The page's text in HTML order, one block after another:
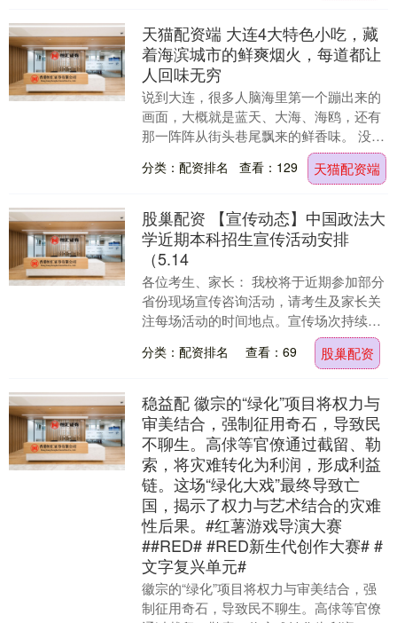
天猫配资端 大连4大特色小吃，藏
着海滨城市的鲜爽烟火，每道都让
人回味无穷
说到大连，很多人脑海里第一个蹦出来的
画面，大概就是蓝天、大海、海鸥，还有
那一阵阵从街头巷尾飘来的鲜香味。 没
错，大连这座城市，光是站在街上深吸一
口气，都觉得空气....
分类：配资排名 查看：129 天猫配资端
股巢配资 【宣传动态】中国政法大
学近期本科招生宣传活动安排
（5.14
各位考生、家长： 我校将于近期参加部分
省份现场宣传咨询活动，请考生及家长关
注每场活动的时间地点。宣传场次持续更
新，请您关注“中国政法大学本科招生办公
室”公众号后....
分类：配资排名 查看：69 股巢配资
稳益配 徽宗的“绿化”项目将权力与
审美结合，强制征用奇石，导致民
不聊生。高俅等官僚通过截留、勒
索，将灾难转化为利润，形成利益
链。这场“绿化大戏”最终导致亡
国，揭示了权力与艺术结合的灾难
性后果。#红薯游戏导演大赛
##RED# #RED新生代创作大赛# #
文字复兴单元#
徽宗的“绿化”项目将权力与审美结合，强
制征用奇石，导致民不聊生。高俅等官僚